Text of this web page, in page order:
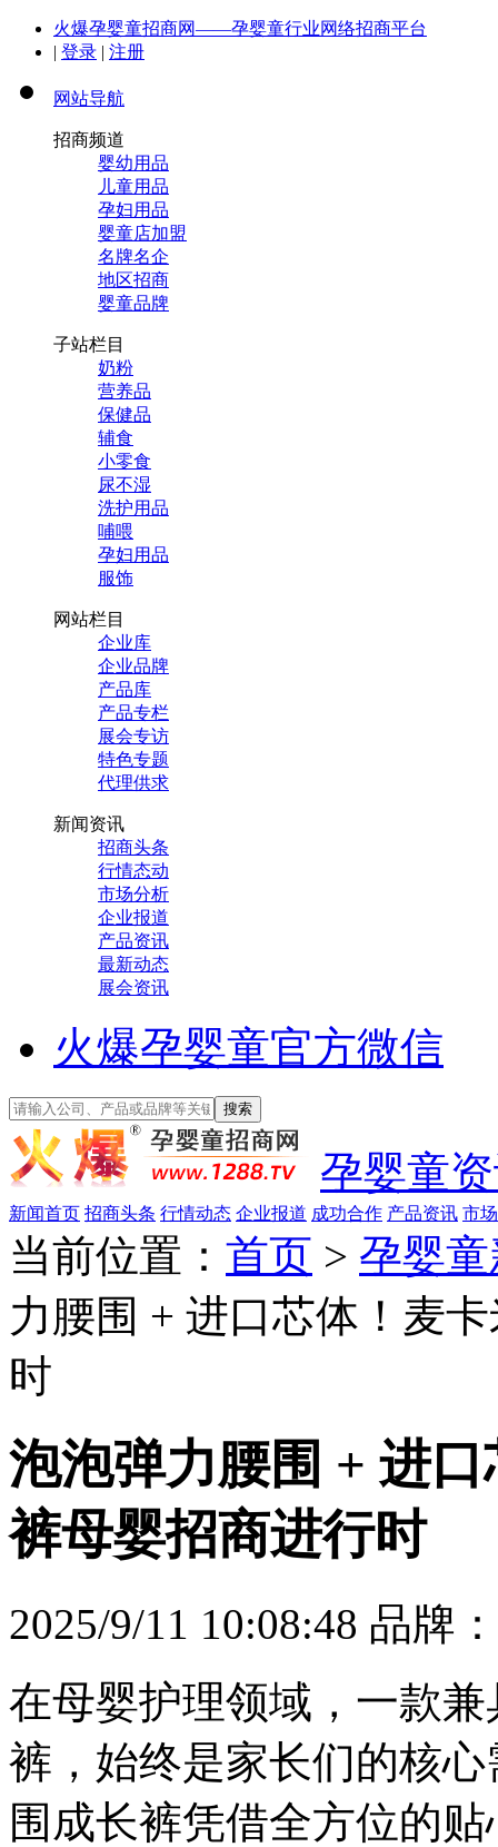
火爆孕婴童招商网——孕婴童行业网络招商平台
| 登录 | 注册
网站导航
招商频道
婴幼用品
儿童用品
孕妇用品
婴童店加盟
名牌名企
地区招商
婴童品牌
子站栏目
奶粉
营养品
保健品
辅食
小零食
尿不湿
洗护用品
哺喂
孕妇用品
服饰
网站栏目
企业库
企业品牌
产品库
产品专栏
展会专访
特色专题
代理供求
新闻资讯
招商头条
行情态动
市场分析
企业报道
产品资讯
最新动态
展会资讯
火爆孕婴童官方微信
孕婴童
新闻首页 招商头条 行情动态 企业报道 成功合作 产品资讯 市
当前位置： 首页 > 孕婴
力腰围 + 进口芯体！麦
时
泡泡弹力腰围 + 进
裤母婴招商进行时
2025/9/11 10:08:48 品牌：
在母婴护理领域，一款
裤，始终是家长们的核
围成长裤凭借全方位的